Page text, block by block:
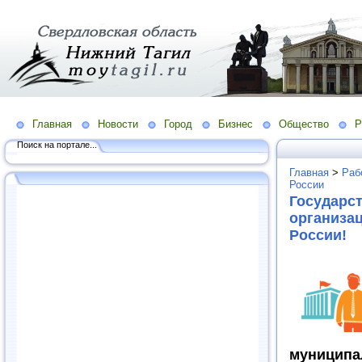
Главная Новости Город Бизнес Общество
Поиск на портале...
Главная >
России
России!